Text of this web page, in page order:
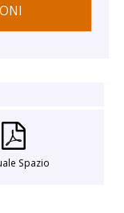
Spazio